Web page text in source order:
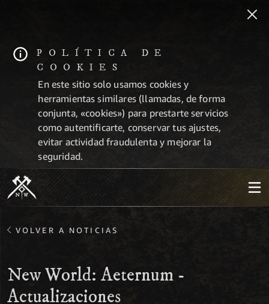
POLÍTICA DE
COOKIES
En este sitio solo usamos cookies y
herramientas similares (llamadas, de forma
conjunta, «cookies») para prestarte servicios
como autentificarte, conservar tus ajustes,
evitar actividad fraudulenta y mejorar la
seguridad.
VOLVER A NOTICIAS
New World: Aeternum -
Actualizaciones